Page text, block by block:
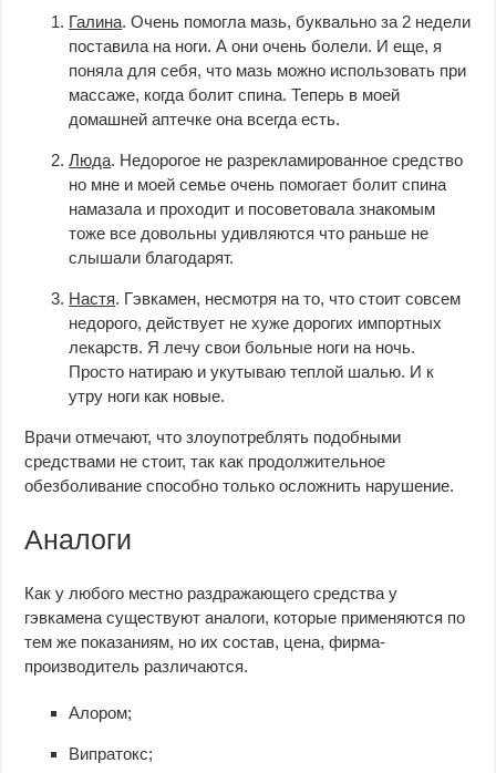
Галина. Очень помогла мазь, буквально за 2 недели
поставила на ноги. А они очень болели. И еще, я
поняла для себя, что мазь можно использовать при
массаже, когда болит спина. Теперь в моей
домашней аптечке она всегда есть.
Люда. Недорогое не разрекламированное средство
но мне и моей семье очень помогает болит спина
намазала и проходит и посоветовала знакомым
тоже все довольны удивляются что раньше не
слышали благодарят.
Настя. Гэвкамен, несмотря на то, что стоит совсем
недорого, действует не хуже дорогих импортных
лекарств. Я лечу свои больные ноги на ночь.
Просто натираю и укутываю теплой шалью. И к
утру ноги как новые.
Врачи отмечают, что злоупотреблять подобными
средствами не стоит, так как продолжительное
обезболивание способно только осложнить нарушение.
Аналоги
Как у любого местно раздражающего средства у
гэвкамена существуют аналоги, которые применяются по
тем же показаниям, но их состав, цена, фирма-
производитель различаются.
Алором;
Випратокс;